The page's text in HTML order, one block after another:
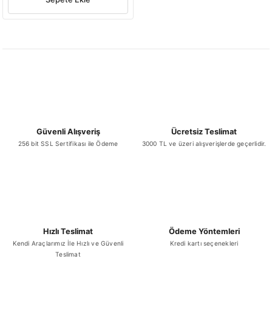
Güvenli Alışveriş
256 bit SSL Sertifikası ile Ödeme
Ücretsiz Teslimat
3000 TL ve üzeri alışverişlerde geçerlidir.
Hızlı Teslimat
Kendi Araçlarımız İle Hızlı ve Güvenli
Teslimat
Ödeme Yöntemleri
Kredi kartı seçenekleri